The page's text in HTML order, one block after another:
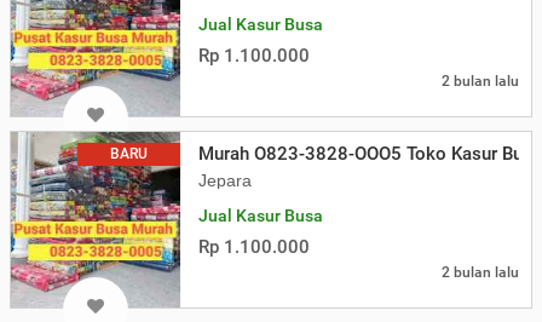
Jual Kasur Busa
Rp 1.100.000
2 bulan lalu
BARU Murah O823-3828-OOO5 Toko Kasur
Jepara
Jual Kasur Busa
Rp 1.100.000
2 bulan lalu